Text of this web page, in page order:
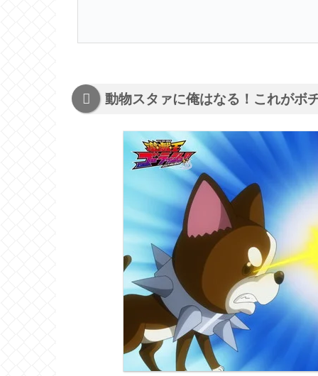
動物スタァに俺はなる！これがボ